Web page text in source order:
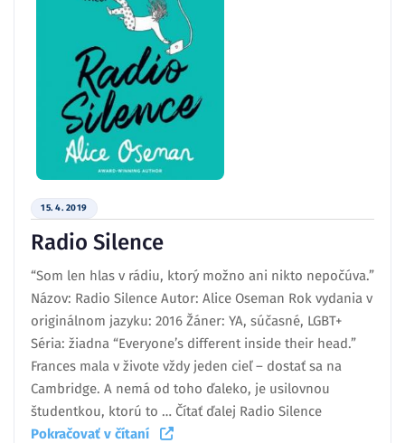
15. 4. 2019
Radio Silence
“Som len hlas v rádiu, ktorý možno ani nikto nepočúva.”
Názov: Radio Silence Autor: Alice Oseman Rok vydania v
originálnom jazyku: 2016 Žáner: YA, súčasné, LGBT+
Séria: žiadna “Everyone’s different inside their head.”
Frances mala v živote vždy jeden cieľ – dostať sa na
Cambridge. A nemá od toho ďaleko, je usilovnou
študentkou, ktorú to … Čítať ďalej Radio Silence
Pokračovať v čítaní